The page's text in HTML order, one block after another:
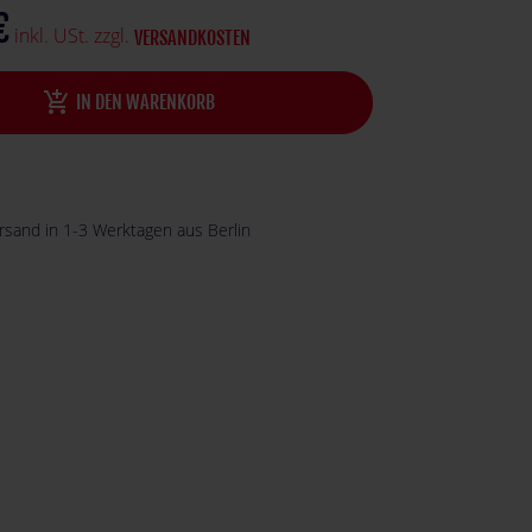
inkl. USt. zzgl. VERSANDKOSTEN
add_shopping_cart IN DEN WARENKORB
in 1-3 Werktagen aus Berlin